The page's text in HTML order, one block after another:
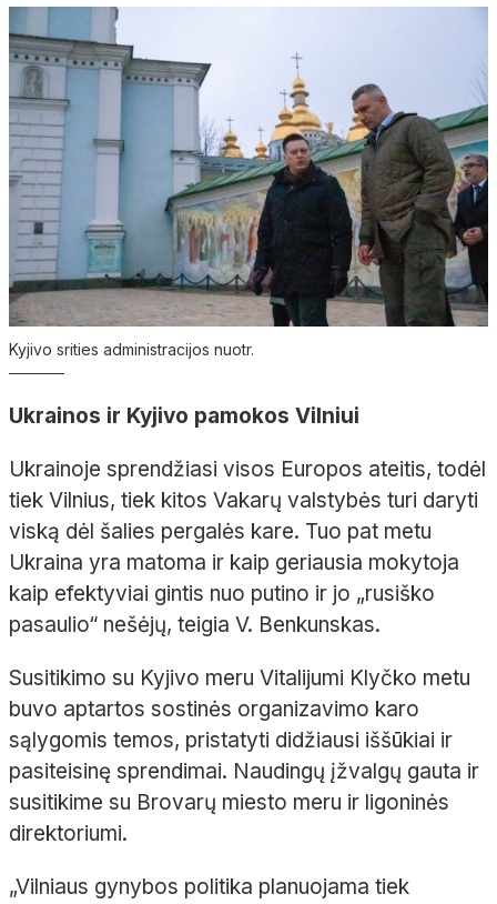
Kyjivo srities administracijos nuotr.
Ukrainos ir Kyjivo pamokos Vilniui
Ukrainoje sprendžiasi visos Europos ateitis, todėl
tiek Vilnius, tiek kitos Vakarų valstybės turi daryti
viską dėl šalies pergalės kare. Tuo pat metu
Ukraina yra matoma ir kaip geriausia mokytoja
kaip efektyviai gintis nuo putino ir jo „rusiško
pasaulio“ nešėjų, teigia V. Benkunskas.
Susitikimo su Kyjivo meru Vitalijumi Klyčko metu
buvo aptartos sostinės organizavimo karo
sąlygomis temos, pristatyti didžiausi iššūkiai ir
pasiteisinę sprendimai. Naudingų įžvalgų gauta ir
susitikime su Brovarų miesto meru ir ligoninės
direktoriumi.
„Vilniaus gynybos politika planuojama tiek